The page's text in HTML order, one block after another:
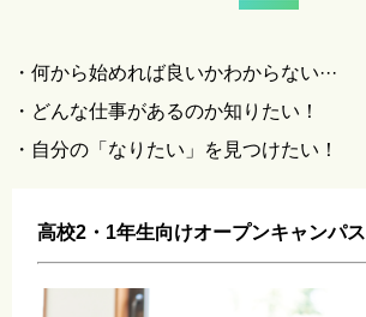
・何から始めれば良いかわからない···
・どんな仕事があるのか知りたい！
・自分の「なりたい」を見つけたい！
高校2・1年生向けオープンキャンパス